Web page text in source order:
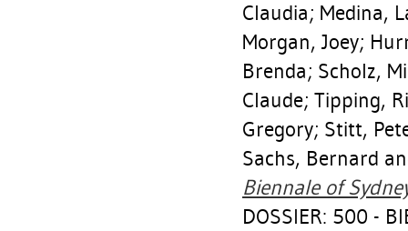
Claudia; Medina,
Morgan, Joey;
Brenda; Scholz,
Claude; Tipping,
Gregory; Stitt,
Sachs, Bernard
Biennale of
DOSSIER: 500 -